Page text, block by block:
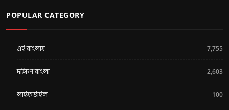
POPULAR CATEGORY
এই বাংলায় 7,755
দক্ষিণ বাংলা 2,603
লাইফস্টাইল 100